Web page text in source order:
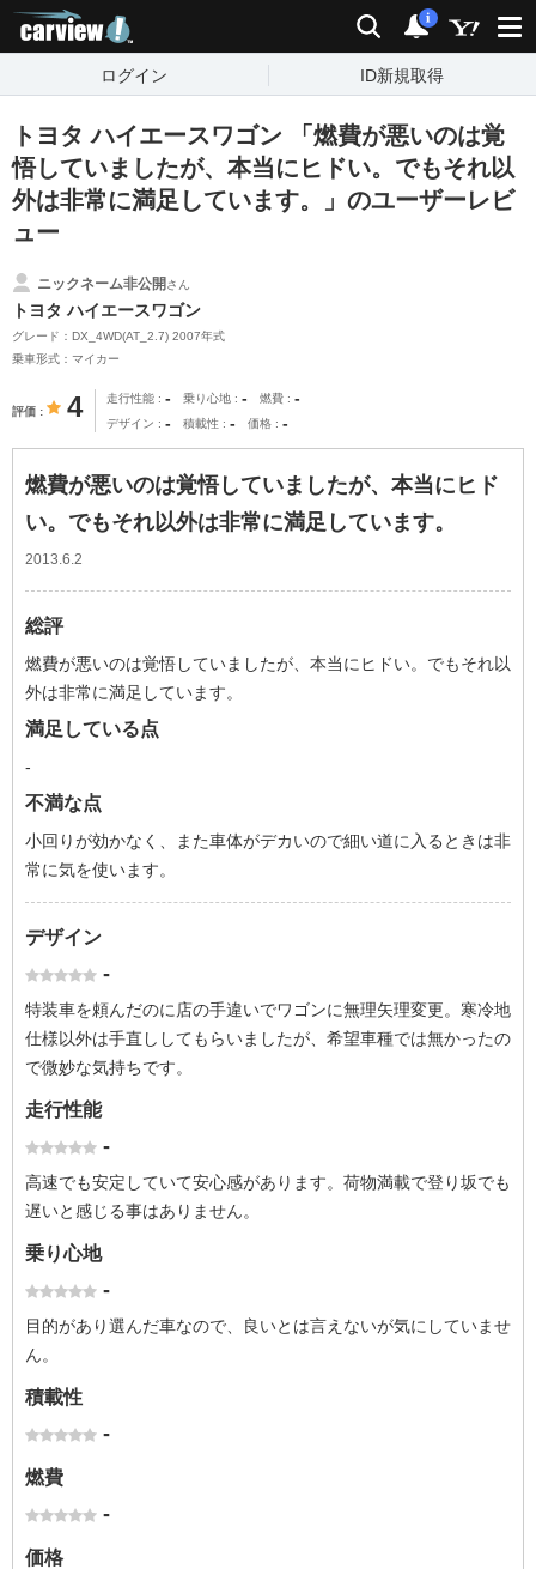
検索 通知
i
ログイン ID新規取得
トヨタ ハイエースワゴン 「燃費が悪いのは覚
悟していましたが、本当にヒドい。でもそれ以
外は非常に満足しています。」のユーザーレビ
ュー
ニックネーム非公開さん
トヨタ ハイエースワゴン
グレード：DX_4WD(AT_2.7) 2007年式
乗車形式：マイカー
評価 4 走行性能 - 乗り心地 - 燃費 -
デザイン - 積載性 - 価格 -
燃費が悪いのは覚悟していましたが、本当にヒド
い。でもそれ以外は非常に満足しています。
2013.6.2
総評
燃費が悪いのは覚悟していましたが、本当にヒドい。でもそれ以
外は非常に満足しています。
満足している点
-
不満な点
小回りが効かなく、また車体がデカいので細い道に入るときは非
常に気を使います。
デザイン
-
特装車を頼んだのに店の手違いでワゴンに無理矢理変更。寒冷地
仕様以外は手直ししてもらいましたが、希望車種では無かったの
で微妙な気持ちです。
走行性能
-
高速でも安定していて安心感があります。荷物満載で登り坂でも
遅いと感じる事はありません。
乗り心地
-
目的があり選んだ車なので、良いとは言えないが気にしていませ
ん。
積載性
-
燃費
-
価格